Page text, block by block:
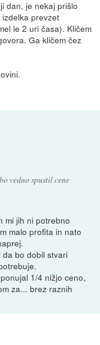
dan, je nekaj prišlo
prevzet
le 2 uri časa). Kličem
Ga kličem čez
vedno spustil cene
mi jih ni potrebno
malo profita in nato
da bo dobil stvari
1/4 nižjo ceno,
za... brez raznih